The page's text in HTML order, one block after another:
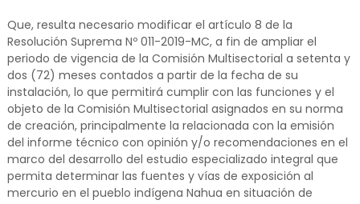
Que, resulta necesario modificar el artículo 8 de la
Resolución Suprema Nº 011-2019-MC, a fin de ampliar el
periodo de vigencia de la Comisión Multisectorial a setenta y
dos (72) meses contados a partir de la fecha de su
instalación, lo que permitirá cumplir con las funciones y el
objeto de la Comisión Multisectorial asignados en su norma
de creación, principalmente la relacionada con la emisión
del informe técnico con opinión y/o recomendaciones en el
marco del desarrollo del estudio especializado integral que
permita determinar las fuentes y vías de exposición al
mercurio en el pueblo indígena Nahua en situación de